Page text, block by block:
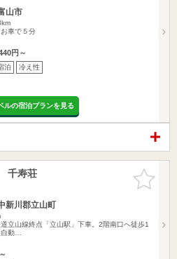
山市
車で５分
円～
泊 冷え性
ルの宿泊プランを見る
お気に入
りに追加
千寿荘
新川郡立山町
立山線終点「立山駅」下車。2階南口へ徒歩1
動…